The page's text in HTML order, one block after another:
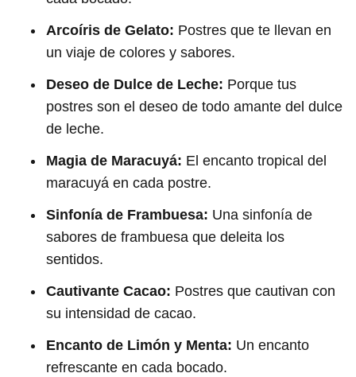
Arcoíris de Gelato: Postres que te llevan en
un viaje de colores y sabores.
Deseo de Dulce de Leche: Porque tus
postres son el deseo de todo amante del dulce
de leche.
Magia de Maracuyá: El encanto tropical del
maracuyá en cada postre.
Sinfonía de Frambuesa: Una sinfonía de
sabores de frambuesa que deleita los
sentidos.
Cautivante Cacao: Postres que cautivan con
su intensidad de cacao.
Encanto de Limón y Menta: Un encanto
refrescante en cada bocado.